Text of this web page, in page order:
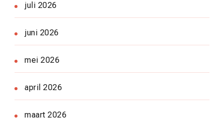
juli 2026
juni 2026
mei 2026
april 2026
maart 2026